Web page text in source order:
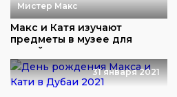
Мистер Макс
Макс и Катя изучают
предметы в музее для
детей
31 января 2021